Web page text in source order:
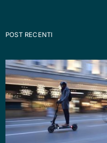
POST RECENTI